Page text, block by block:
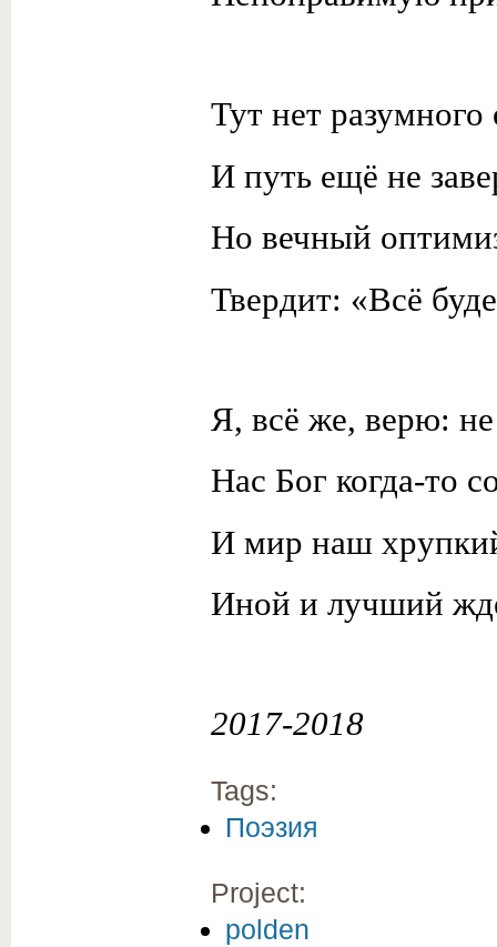
Тут нет разумного
И путь ещё не
Но вечный
Твердит: «Всё
Я, всё же, верю:
Нас Бог когда-то
И мир наш
Иной и лучший
2017-2018
Tags:
Поэзия
Project:
polden